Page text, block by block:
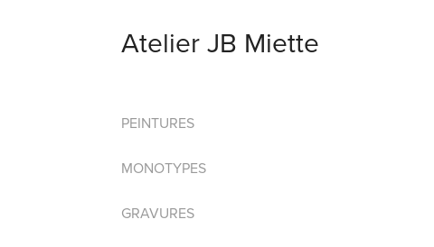
Atelier JB Miette
PEINTURES
MONOTYPES
GRAVURES